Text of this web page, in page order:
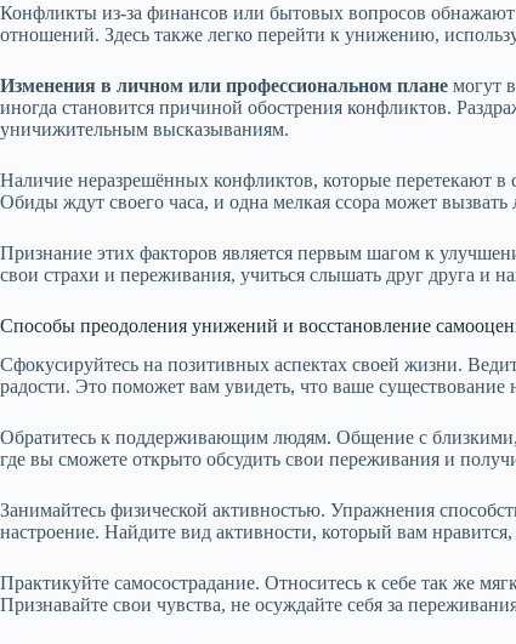
Конфликты из-за финансов или бытовых вопросов
отношений. Здесь также легко перейти к унижению,
Изменения в личном или профессиональном плане могут
иногда становится причиной обострения конфликтов.
уничижительным высказываниям.
Наличие неразрешённых конфликтов, которые перетекают
Обиды ждут своего часа, и одна мелкая ссора может
Признание этих факторов является первым шагом к
свои страхи и переживания, учиться слышать друг друга и
Способы преодоления унижений и восстановление
Сфокусируйтесь на позитивных аспектах своей жизни.
радости. Это поможет вам увидеть, что ваше
Обратитесь к поддерживающим людям. Общение с близкими,
где вы сможете открыто обсудить свои переживания и
Занимайтесь физической активностью. Упражнения
настроение. Найдите вид активности, который вам
Практикуйте самосострадание. Относитесь к себе так же
Признавайте свои чувства, не осуждайте себя за